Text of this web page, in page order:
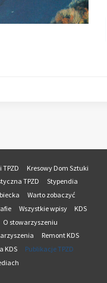
Kresowy Dom Sztuki
TPZD
Stypendia
Warto zobaczyć
Wszystkie wpisy
KDS
O stowarzyszeniu
Remont KDS
KDS
Publikacje TPZD